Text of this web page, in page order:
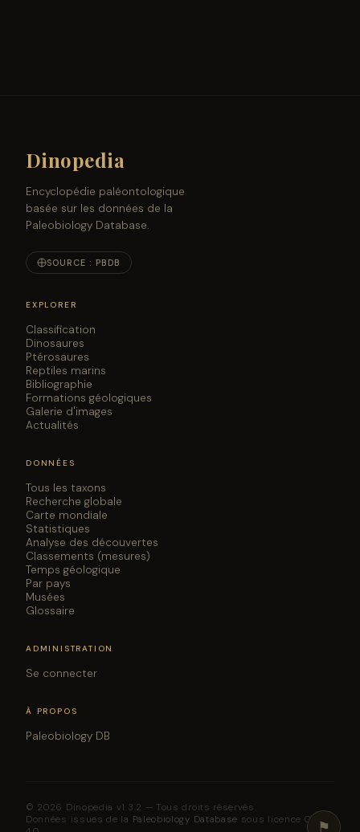
⚑
Dinopedia
Encyclopédie paléontologique
basée sur les données de la
Paleobiology Database.
SOURCE : PBDB
EXPLORER
Classification
Dinosaures
Ptérosaures
Reptiles marins
Bibliographie
Formations géologiques
Galerie d'images
Actualités
DONNÉES
Tous les taxons
Recherche globale
Carte mondiale
Statistiques
Analyse des découvertes
Classements (mesures)
Temps géologique
Par pays
Musées
Glossaire
ADMINISTRATION
Se connecter
À PROPOS
Paleobiology DB
© 2026 Dinopedia v1.3.2 — Tous droits réservés.
Données issues de la Paleobiology Database sous licence CC BY